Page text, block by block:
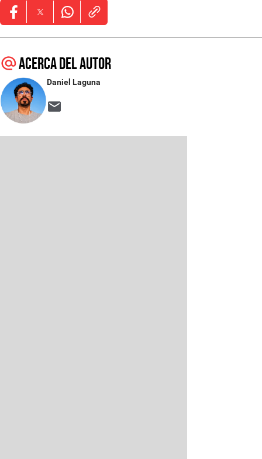
Opens in new window
Opens in new window
Opens in new window
Acerca del autor
Daniel Laguna